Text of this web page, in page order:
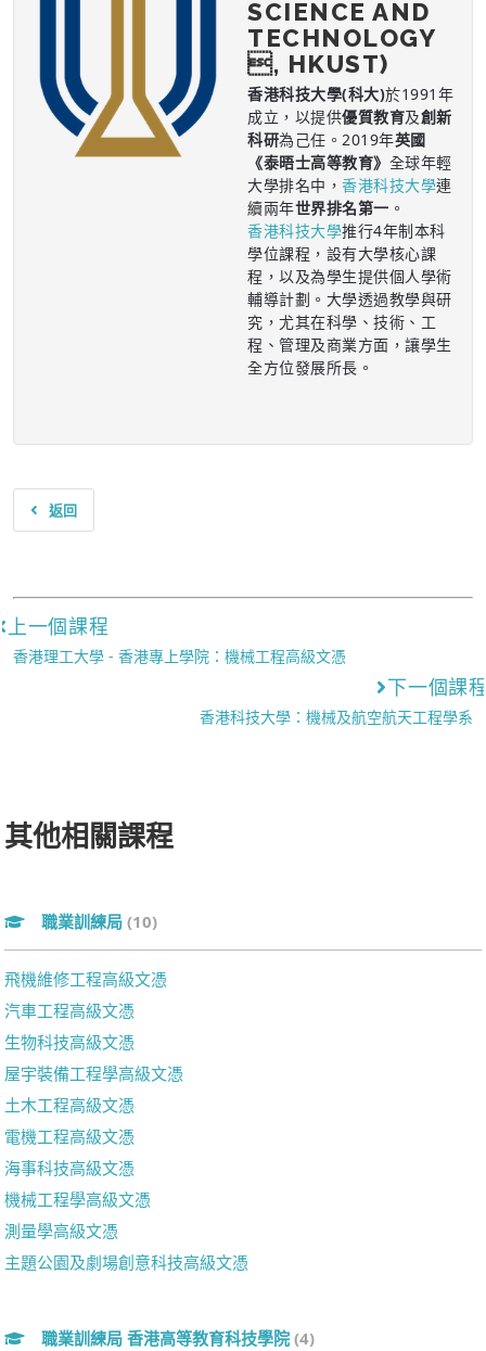
SCIENCE AND
TECHNOLOGY
, HKUST)
香港科技大學(科大)於1991年
成立，以提供優質教育及創新
科研為己任。2019年英國
《泰晤士高等教育》 全球年輕
大學排名中， 香港科技大學連
續兩年世界排名第一 。
香港科技大學推行4年制本科
學位課程，設有大學核心課
程，以及為學生提供個人學術
輔導計劃。大學透過教學與研
究，尤其在科學、技術、工
程、管理及商業方面，讓學生
全方位發展所長。
返回
上一個課程
香港理工大學 - 香港專上學院：機械工程高級文憑
下一個課
香港科技大學：機械及航空航天工程學系
其他相關課程
職業訓練局 (10)
飛機維修工程高級文憑
汽車工程高級文憑
生物科技高級文憑
屋宇裝備工程學高級文憑
土木工程高級文憑
電機工程高級文憑
海事科技高級文憑
機械工程學高級文憑
測量學高級文憑
主題公園及劇場創意科技高級文憑
職業訓練局 香港高等教育科技學院 (4)